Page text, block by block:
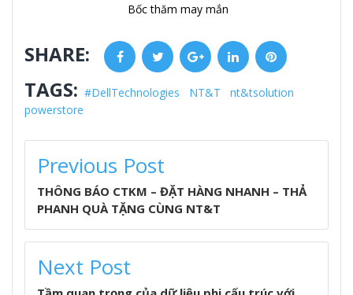
Bốc thăm may mắn
SHARE: FacebookTwitter Google+LinkedInPinterest
TAGS: #DellTechnologies NT&T
nt&tsolution
powerstore
POST
NAVIGATION
Previous Post
THÔNG BÁO CTKM – ĐẶT HÀNG NHANH – THẢ
PHANH QUÀ TẶNG CÙNG NT&T
Next Post